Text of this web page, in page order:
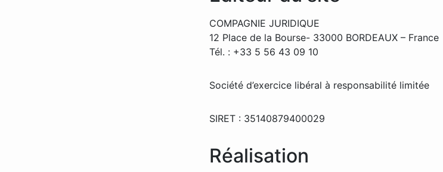
COMPAGNIE JURIDIQUE
12 Place de la Bourse- 33000 BORDEAUX – France
Tél. : +33 5 56 43 09 10
Société d’exercice libéral à responsabilité limitée
SIRET : 35140879400029
Réalisation